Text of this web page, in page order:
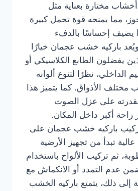
مختارة بعناية مثل
مما يمنحه قوة تحمل كبيرة
يضيف إحساسًا بالدفء
باركيه خشب عجمان خيارًا
يفضلون الطابع الكلاسيكي أو
الداخلي، نظرًا لتنوع ألوانه
مختلف الأذواق. كما يتميز هذا
بقدرته على عزل الصوت
راحة أكبر داخل المكان.
باركيه خشب عجمان على
عالية تبدأ من تجهيز الأرضية
ثم تركيب الألواح باستخدام
عدم التمدد أو الانكماش مع
إلى ذلك، يتمتع باركيه الخشب